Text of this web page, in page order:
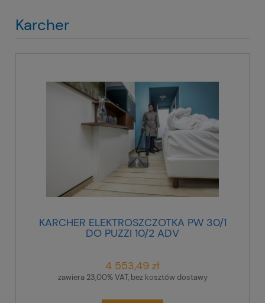
Karcher
KARCHER ELEKTROSZCZOTKA PW 30/1
DO PUZZI 10/2 ADV
4 553,49 zł
zawiera 23,00% VAT, bez kosztów dostawy